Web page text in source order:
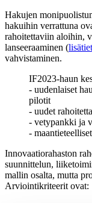
Hakujen
hakuihin verrattuna
rahoitettaviin aloihin,
lanseeraaminen (
vahvistaminen.
IF2023-haun
- uudenlaiset
pilotit
- uudet
- vetypankki ja
-
Innovaatiorahaston
suunnittelun,
mallin osalta, mutta
Arviointikriteerit ovat: